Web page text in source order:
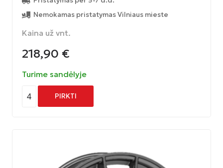
Nemokamas pristatymas Vilniaus mieste
Kaina už vnt.
218,90 €
Turime sandėlyje
4 PIRKTI